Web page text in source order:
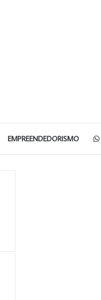
EMPREENDEDORISMO